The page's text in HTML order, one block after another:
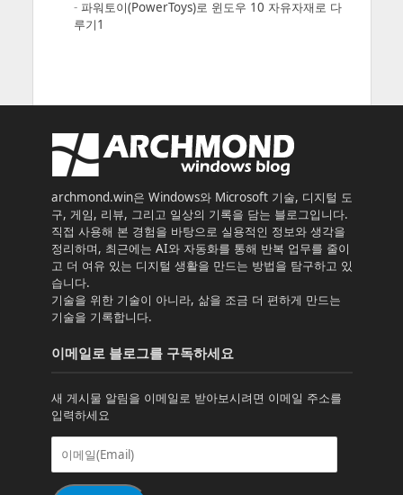
- 파워토이(PowerToys)로 윈도우 10 자유자재로 다
루기1
archmond.win은 Windows와 Microsoft 기술, 디지털 도
구, 게임, 리뷰, 그리고 일상의 기록을 담는 블로그입니다.
직접 사용해 본 경험을 바탕으로 실용적인 정보와 생각을
정리하며, 최근에는 AI와 자동화를 통해 반복 업무를 줄이
고 더 여유 있는 디지털 생활을 만드는 방법을 탐구하고 있
습니다.
기술을 위한 기술이 아니라, 삶을 조금 더 편하게 만드는
기술을 기록합니다.
이메일로 블로그를 구독하세요
새 게시물 알림을 이메일로 받아보시려면 이메일 주소를
입력하세요
이
일